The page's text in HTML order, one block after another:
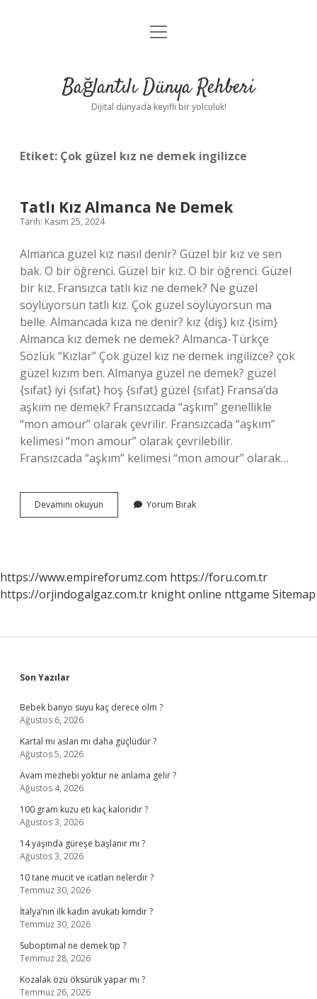
Anasayfa
Yasal Uyarı
menüyü
Bağlantılı Dünya Rehberi
Dijital dünyada keyifli bir yolculuk!
Etiket: Çok güzel kız ne demek ingilizce
Tatlı Kız Almanca Ne Demek
Tarih: Kasım 25, 2024
Almanca güzel kız nasıl denir? Güzel bir kız ve sen
bak. O bir öğrenci. Güzel bir kız. O bir öğrenci. Güzel
bir kız. Fransızca tatlı kız ne demek? Ne güzel
söylüyorsun tatlı kız. Çok güzel söylüyorsun ma
belle. Almancada kıza ne denir? kız {diş} kız {isim}
Almanca kız demek ne demek? Almanca-Türkçe
Sözlük “Kızlar” Çok güzel kız ne demek ingilizce? çok
güzel kızım ben. Almanya güzel ne demek? güzel
{sıfat} iyi {sıfat} hoş {sıfat} güzel {sıfat} Fransa’da
aşkım ne demek? Fransızcada “aşkım” genellikle
“mon amour” olarak çevrilir. Fransızcada “aşkım”
kelimesi “mon amour” olarak çevrilebilir.
Fransızcada “aşkım” kelimesi “mon amour” olarak…
Devamını okuyun
Kız
Yorum Bırak
https://www.empireforumz.com https://foru.com.tr
https://orjindogalgaz.com.tr knight online nttgame Sitemap
Sidebar
Son Yazılar
Bebek banyo suyu kaç derece olm ?
Ağustos 6, 2026
Kartal mı aslan mı daha güçlüdür ?
Ağustos 5, 2026
Avam mezhebi yoktur ne anlama gelir ?
Ağustos 4, 2026
100 gram kuzu eti kaç kaloridir ?
Ağustos 3, 2026
14 yaşında güreşe başlanır mı ?
Ağustos 3, 2026
10 tane mucit ve icatları nelerdir ?
Temmuz 30, 2026
İtalya’nın ilk kadın avukatı kimdir ?
Temmuz 30, 2026
Suboptimal ne demek tıp ?
Temmuz 28, 2026
Kozalak özü öksürük yapar mı ?
Temmuz 26, 2026